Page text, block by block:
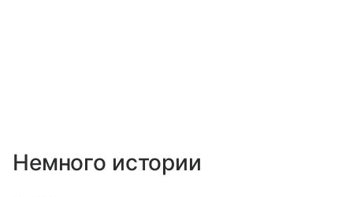
Немного истории